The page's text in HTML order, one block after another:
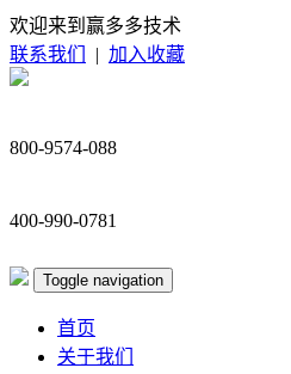
欢迎来到赢多多技术
联系我们
| 加入收藏
800-9574-088
400-990-0781
Toggle navigation
首页
关于我们